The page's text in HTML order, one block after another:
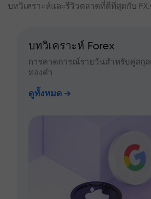
บทวิเคราะห์และรีวิวตลาดที่ดีที่สุดกับ
บทวิเคราะห์ Forex
การคาดการณ์รายวันสำหรับคู่สกุล
ทองคำ
ดูทั้งหมด